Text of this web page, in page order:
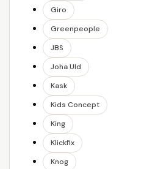
Giro
Greenpeople
JBS
Joha Uld
Kask
Kids Concept
King
Klickfix
Knog